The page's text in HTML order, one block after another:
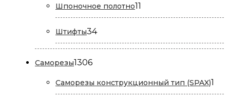
Шпоночное полотно11
товаров
Штифты3434
товара
Саморезы13061306
Саморезы конструкционный тип (SPAX)1